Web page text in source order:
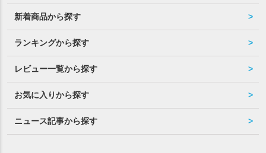
新着商品から探す
ランキングから探す
レビュー一覧から探す
お気に入りから探す
ニュース記事から探す